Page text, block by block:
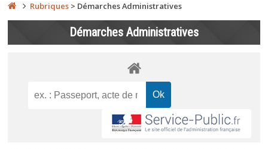
Rubriques > Démarches Administratives
Démarches Administratives